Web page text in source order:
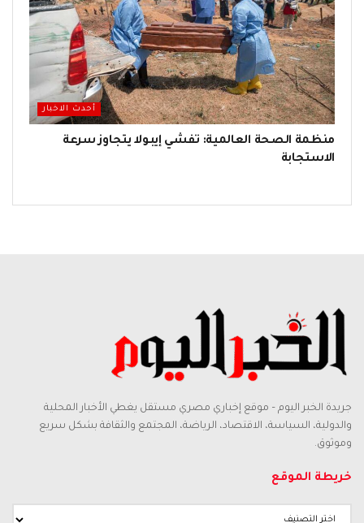
أحدث الاخبار
منظمة الصحة العالمية: تفشي إيبولا يتجاوز سرعة
الاستجابة
جريدة الخبر اليوم – موقع إخباري مصري مستقل يغطي الأخبار المحلية
والدولية، السياسة، الاقتصاد، الرياضة، المجتمع والثقافة بشكل سريع
وموثوق.
خريطة الموقع